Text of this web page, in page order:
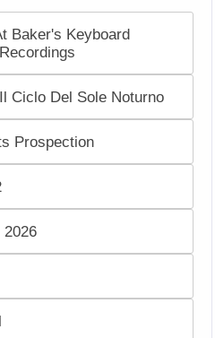
Baker's Keyboard
Ciclo Del Sole Noturno
Prospection